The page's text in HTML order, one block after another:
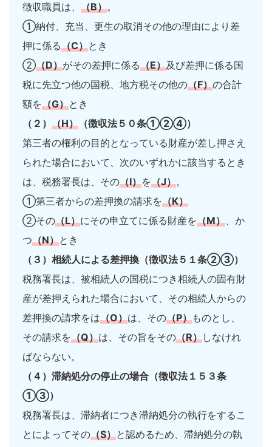
徴収職員は、（B）。
①納付、充当、更生の取消その他の理由により差
押に係る（C）とき
②（D）がその差押に係る（E）及び差押に係る国
税に先立つ他の国税、地方税その他の（F）の合計
額を（G）とき
（２）（H） （徴収法５０条①②④）
第三者の権利の目的となっている財産が差し押さえ
られた場合において、次のいずれかに該当するとき
は、税務署長は、その（I）を（J）。
①第三者からの差押換の請求を（K）
②その（L）にその申立てに係る財産を（M）、か
つ（N）とき
（３）相続人による差押換（徴収法５１条②③）
税務署長は、被相続人の国税につき相続人の固有財
産が差押えられた場合において、その相続人からの
差押換の請求をは（O）は、その（P）ものとし、
その請求を（Q）は、その旨をその（R）しなけれ
ばならない。
（４）滞納処分の停止の場合（徴収法１５３条
①③）
税務署長は、滞納者につき滞納処分の執行をするこ
とによってその（S）と認めるため、滞納処分の執